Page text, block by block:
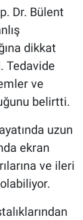
Dr. Bülent
dikkat
Tedavide
ve
belirtti.
uzun
ekran
ve ileri